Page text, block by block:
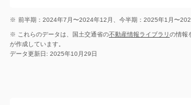
※ 前半期：2024年7月〜2024年12月、今半期：2025年1月〜
※ これらのデータは、国土交通省の不動産情報ライブラリの情報
が作成しています。
データ更新日: 2025年10月29日